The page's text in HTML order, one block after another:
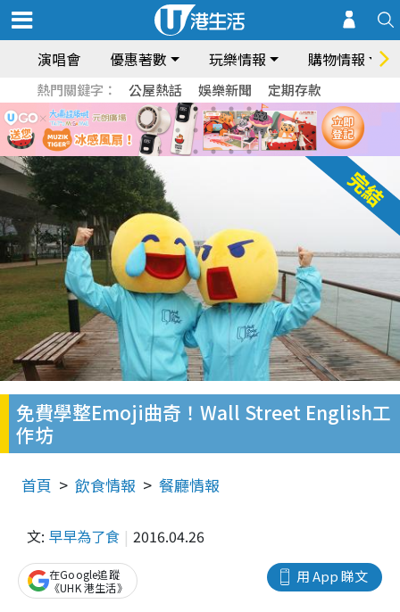
演唱會 優惠著數 玩樂情報 購物情報
熱門關鍵字： 公屋熱話 娛樂新聞 定期存款
免費學整Emoji曲奇！Wall Street English工
作坊
首頁 飲食情報 餐廳情報
文: 早早為了食 2016.04.26
用 App 睇文
在Google追蹤
《UHK 港生活》